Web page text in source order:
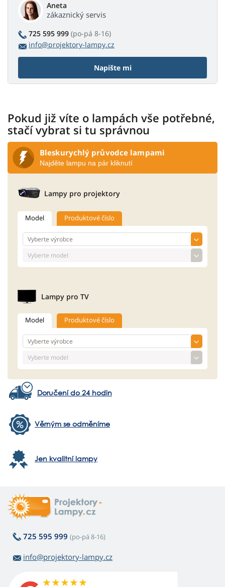
Aneta
zákaznický servis
725 595 999 (po-pá 8-16)
info@projektory-lampy.cz
Napište mi
Pokud již víte o lampách vše potřebné,
stačí vybrat si tu správnou
Bleskurychlý průvodce lampami
Najděte lampu na pár kliknutí
Lampy pro projektory
Model Produktové číslo
Lampy pro TV
Model Produktové číslo
Doručení do 24 hodin
Věrným se odměníme
Jen kvalitní lampy
725 595 999 (po-pá 8-16)
info@projektory-lampy.cz